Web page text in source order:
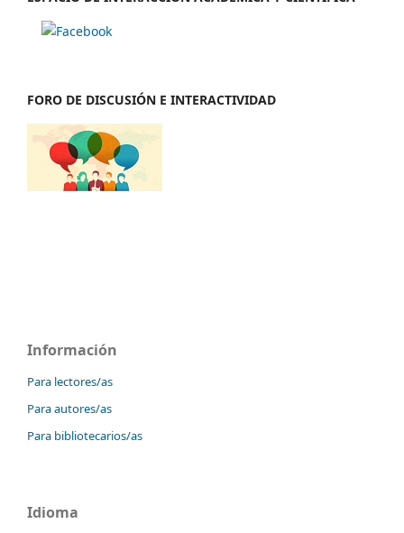
FORO DE DISCUSIÓN E INTERACTIVIDAD
Información
Para lectores/as
Para autores/as
Para bibliotecarios/as
Idioma